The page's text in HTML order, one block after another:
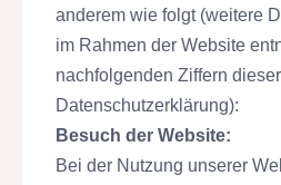
anderem wie folgt (weitere
im Rahmen der Website
nachfolgenden Ziffern dieser
Datenschutzerklärung):
Besuch der Website:
Bei der Nutzung unserer